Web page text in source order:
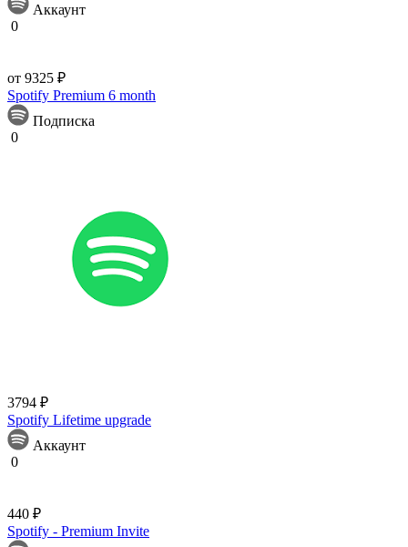
Аккаунт
0
от 9325 ₽
Spotify Premium 6 month
Подписка
0
3794 ₽
Spotify Lifetime upgrade
Аккаунт
0
440 ₽
Spotify - Premium Invite